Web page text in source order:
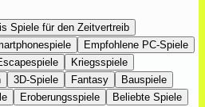
Spiele für den Zeitvertreib
Empfohlene PC-Spiele
Kriegsspiele
3D-Spiele Fantasy
Bauspiele
Eroberungsspiele Beliebte Spiele